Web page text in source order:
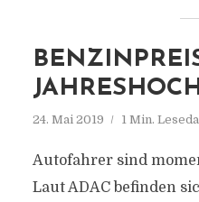
24. Mai 2019 1 Min.
Autofahrer sind
Laut ADAC befinden